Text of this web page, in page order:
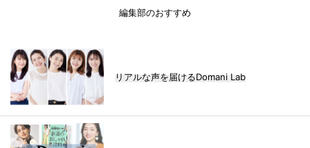
編集部のおすすめ
リアルな声を届けるDomani Lab